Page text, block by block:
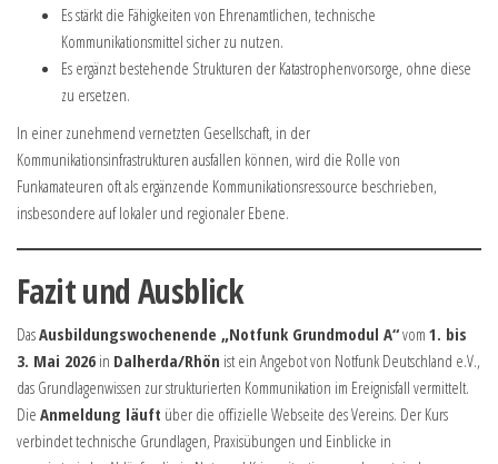
Es stärkt die Fähigkeiten von Ehrenamtlichen, technische
Kommunikationsmittel sicher zu nutzen.
Es ergänzt bestehende Strukturen der Katastrophenvorsorge, ohne diese
zu ersetzen.
In einer zunehmend vernetzten Gesellschaft, in der
Kommunikationsinfrastrukturen ausfallen können, wird die Rolle von
Funkamateuren oft als ergänzende Kommunikationsressource beschrieben,
insbesondere auf lokaler und regionaler Ebene.
Fazit und Ausblick
DasAusbildungswochenende „Notfunk Grundmodul A“vom 1. bis
3. Mai 2026 in Dalherda/Rhön ist ein Angebot von Notfunk Deutschland e.V.,
das Grundlagenwissen zur strukturierten Kommunikation im Ereignisfall vermittelt.
Die Anmeldung läuft über die offizielle Webseite des Vereins. Der Kurs
verbindet technische Grundlagen, Praxisübungen und Einblicke in